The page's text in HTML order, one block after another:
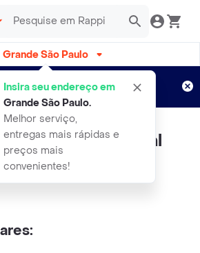
Grande São Paulo
Insira seu endereço em
Grande São Paulo.
Melhor serviço,
entregas mais rápidas e
preços mais
convenientes!
grátis por 15 dias!
Aplicam T&C
0.5mg/ml
Frutti 60ml